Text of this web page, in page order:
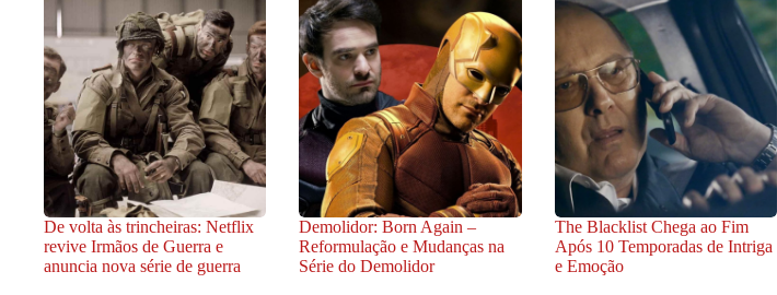
De volta às trincheiras: Netflix
revive Irmãos de Guerra e
anuncia nova série de guerra
Demolidor: Born Again –
Reformulação e Mudanças na
Série do Demolidor
The Blacklist Chega ao Fim
Após 10 Temporadas de Intriga
e Emoção